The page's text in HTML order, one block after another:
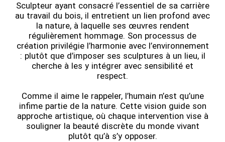
Sculpteur ayant consacré l’essentiel de sa carrière
au travail du bois, il entretient un lien profond avec
la nature, à laquelle ses œuvres rendent
régulièrement hommage. Son processus de
création privilégie l’harmonie avec l’environnement
: plutôt que d’imposer ses sculptures à un lieu, il
cherche à les y intégrer avec sensibilité et
respect.
Comme il aime le rappeler, l’humain n’est qu’une
infime partie de la nature. Cette vision guide son
approche artistique, où chaque intervention vise à
souligner la beauté discrète du monde vivant
plutôt qu’à s’y opposer.